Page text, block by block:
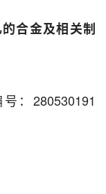
合金及相关制
：280530191